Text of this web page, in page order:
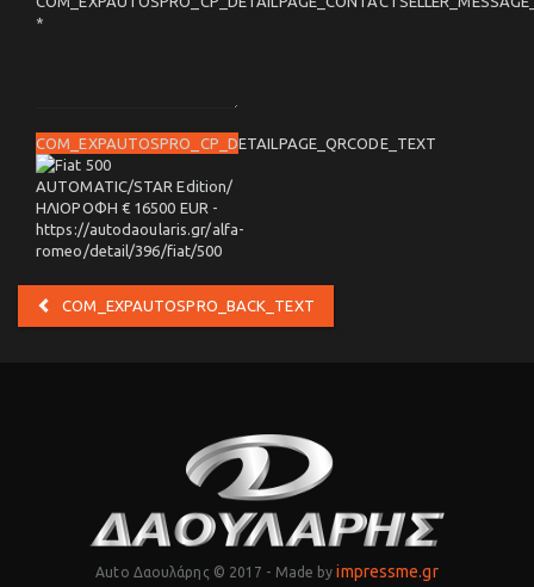
*
COM_EXPAUTOSPRO_CP_DETAILPAGE_QRCODE_TEXT
COM_EXPAUTOSPRO_BACK_TEXT
Auto Δαουλάρης © 2017 - Made by impressme.gr